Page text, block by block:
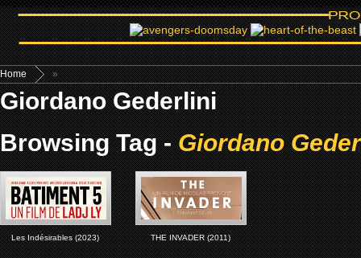
Home »
Giordano Gederlini
Browsing Tag -Giordano
Les Indésirables (2023) THE INVADER (2011)